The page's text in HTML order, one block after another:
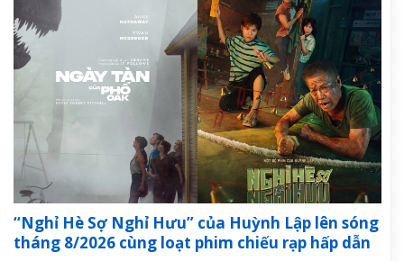
“Nghỉ Hè Sợ Nghỉ Hưu” của Huỳnh Lập lên sóng
tháng 8/2026 cùng loạt phim chiếu rạp hấp dẫn